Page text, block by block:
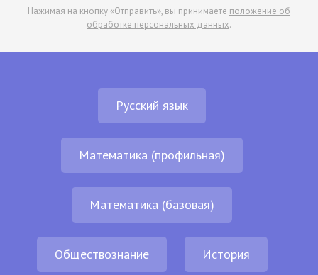
Нажимая на кнопку «Отправить», вы принимаете положение об
обработке персональных данных.
Русский язык
Математика (профильная)
Математика (базовая)
Обществознание История